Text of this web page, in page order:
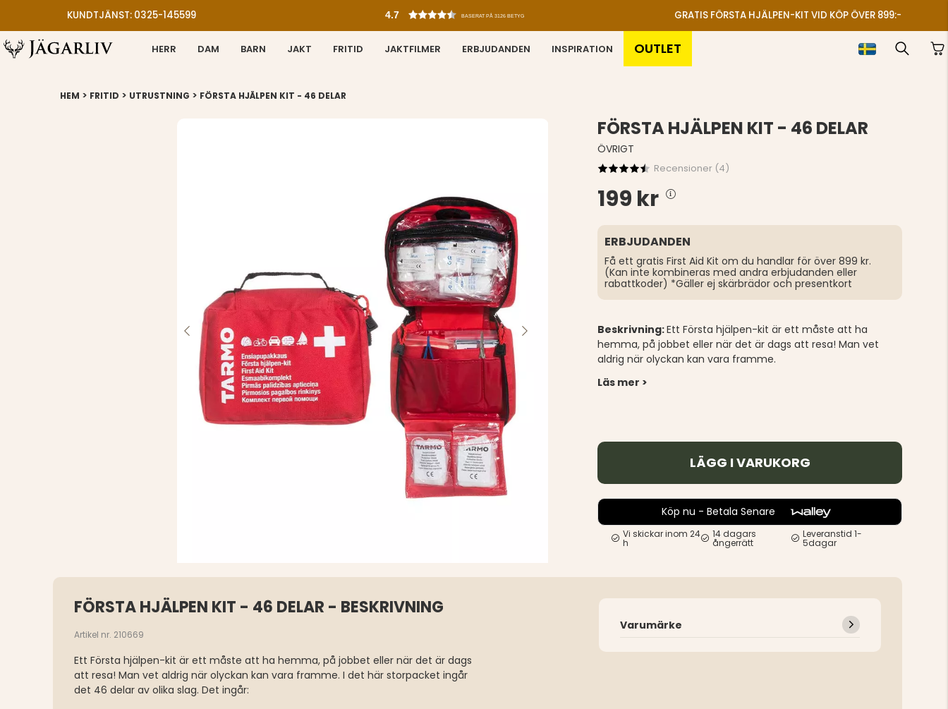
KUNDTJÄNST: 0325-145599 4.7 BASERAT PÅ 3126 BETYG GRATIS FÖRSTA HJÄLPEN-KIT VID KÖP ÖVER 899:-
HERR DAM BARN JAKT FRITID JAKTFILMER ERBJUDANDEN INSPIRATION OUTLET
HEM > FRITID > UTRUSTNING > FÖRSTA HJÄLPEN KIT - 46 DELAR
FÖRSTA HJÄLPEN KIT - 46 DELAR
ÖVRIGT
Recensioner (4)
199 kr
ERBJUDANDEN
Få ett gratis First Aid Kit om du handlar för över 899 kr.
(Kan inte kombineras med andra erbjudanden eller
rabattkoder) *Gäller ej skärbrädor och presentkort
Beskrivning:Ett Första hjälpen-kit är ett måste att ha
hemma, på jobbet eller när det är dags att resa! Man vet
aldrig när olyckan kan vara framme.
Läs mer >
LÄGG I VARUKORG
Köp nu - Betala Senare
Vi skickar inom 24
h
14 dagars
ångerrätt
Leveranstid 1-
5dagar
FÖRSTA HJÄLPEN KIT - 46 DELAR - BESKRIVNING
Artikel nr. 210669
Ett Första hjälpen-kit är ett måste att ha hemma, på jobbet eller när det är dags
att resa! Man vet aldrig när olyckan kan vara framme. I det här storpacket ingår
det 46 delar av olika slag. Det ingår:
Varumärke